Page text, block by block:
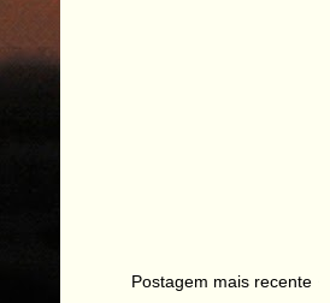
Postagem mais recente